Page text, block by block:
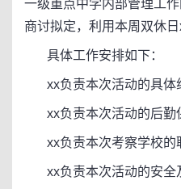
一级重点中学内部管理工
商讨拟定，利用本周双休日
具体工作安排如下：
xx负责本次活动的具体
xx负责本次活动的后勤
xx负责本次考察学校的
xx负责本次活动的安全